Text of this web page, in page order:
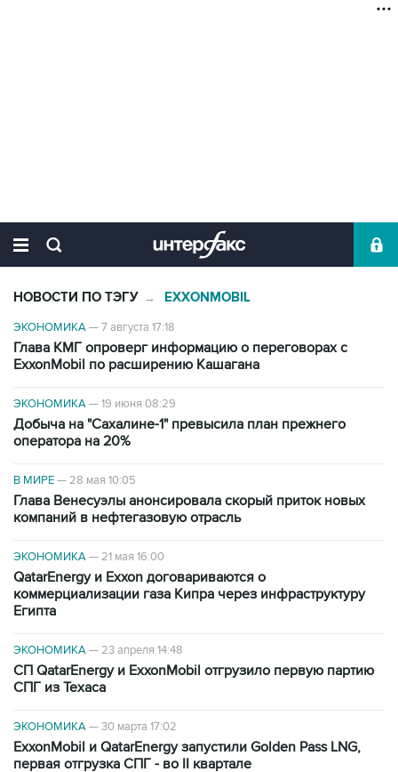
НОВОСТИ ПО ТЭГУ → EXXONMOBIL
ЭКОНОМИКА—7 августа 17:18
Глава КМГ опроверг информацию о переговорах с
ExxonMobil по расширению Кашагана
ЭКОНОМИКА—19 июня 08:29
Добыча на "Сахалине-1" превысила план прежнего
оператора на 20%
В МИРЕ—28 мая 10:05
Глава Венесуэлы анонсировала скорый приток новых
компаний в нефтегазовую отрасль
ЭКОНОМИКА—21 мая 16:00
QatarEnergy и Exxon договариваются о
коммерциализации газа Кипра через инфраструктуру
Египта
ЭКОНОМИКА—23 апреля 14:48
СП QatarEnergy и ExxonMobil отгрузило первую партию
СПГ из Техаса
ЭКОНОМИКА—30 марта 17:02
ExxonMobil и QatarEnergy запустили Golden Pass LNG,
первая отгрузка СПГ - во II квартале